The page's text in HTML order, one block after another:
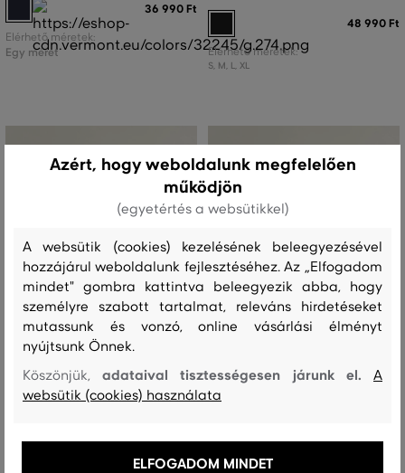
36 990 Ft
Elérhető méretek:
Egy méret
48 990 Ft
Elérhető méretek:
S, M, L, XL
ÚJDONSÁG
Azért, hogy weboldalunk megfelelően
működjön
(egyetértés a websütikkel)
A websütik (cookies) kezelésének beleegyezésével
hozzájárul weboldalunk fejlesztéséhez. Az „Elfogadom
mindet" gombra kattintva beleegyezik abba, hogy
személyre szabott tartalmat, releváns hirdetéseket
mutassunk és vonzó, online vásárlási élményt
nyújtsunk Önnek.
Köszönjük,adataival tisztességesen járunk el.A
websütik (cookies) használata
ELFOGADOM MINDET